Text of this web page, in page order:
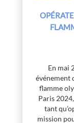
En mai
événement
flamme
Paris
tant
mission